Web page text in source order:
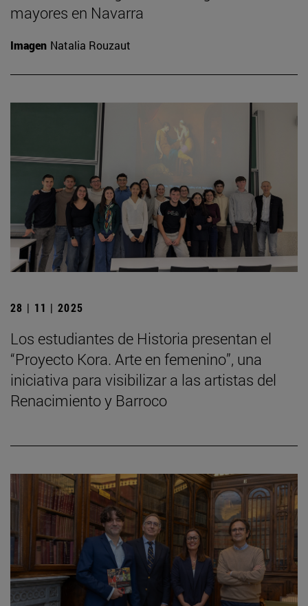
mayores en Navarra
Imagen Natalia Rouzaut
28 | 11 | 2025
Los estudiantes de Historia presentan el
“Proyecto Kora. Arte en femenino”, una
iniciativa para visibilizar a las artistas del
Renacimiento y Barroco